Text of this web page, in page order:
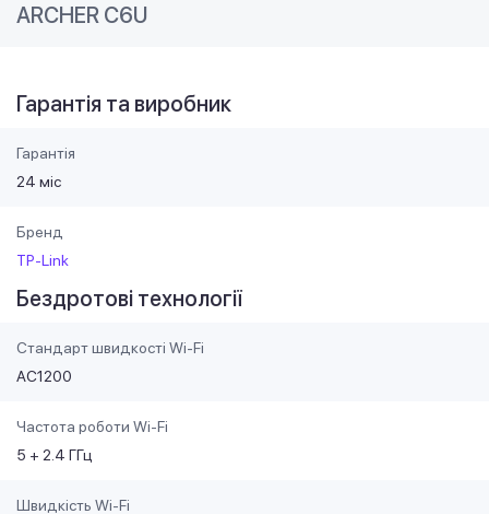
ARCHER C6U
Гарантія та виробник
Гарантія
24 міс
Бренд
TP-Link
Бездротові технології
Стандарт швидкості Wi-Fi
AC1200
Частота роботи Wi-Fi
5 + 2.4 ГГц
Швидкість Wi-Fi